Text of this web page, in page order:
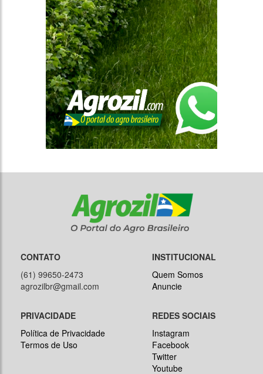
CONTATO
(61) 99650-2473
agrozilbr@gmail.com
INSTITUCIONAL
Quem Somos
Anuncie
PRIVACIDADE
Política de Privacidade
Termos de Uso
REDES SOCIAIS
Instagram
Facebook
Twitter
Youtube